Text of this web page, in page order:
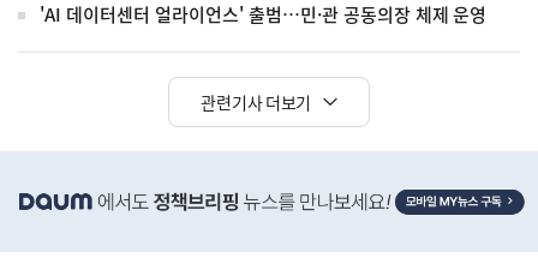
'AI 데이터센터 얼라이언스' 출범…민·관 공동의장 체제 운영
관련기사 더보기
단
배